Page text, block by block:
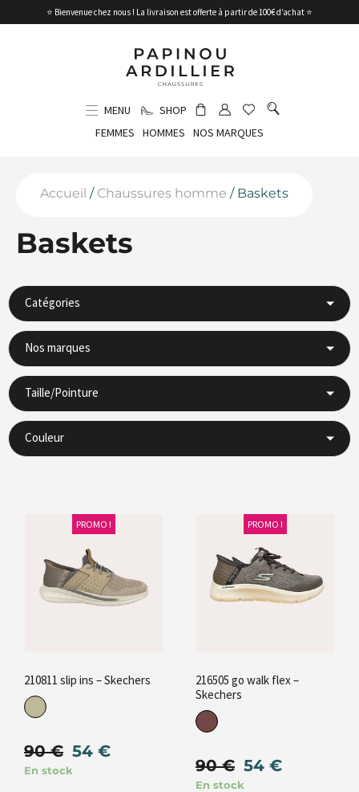
⭐ Bienvenue chez nous ! La livraison est offerte à partir de 100€ d’achat ⭐
MENU
SHOP
FEMMES
HOMMES NOS MARQUES
Accueil / Chaussures homme / Baskets
Baskets
Catégories
Nos marques
Taille/Pointure
Couleur
PROMO !
210811 slip ins – Skechers
90€ 54 €
En stock
PROMO !
216505 go walk flex –
Skechers
90€ 54 €
En stock